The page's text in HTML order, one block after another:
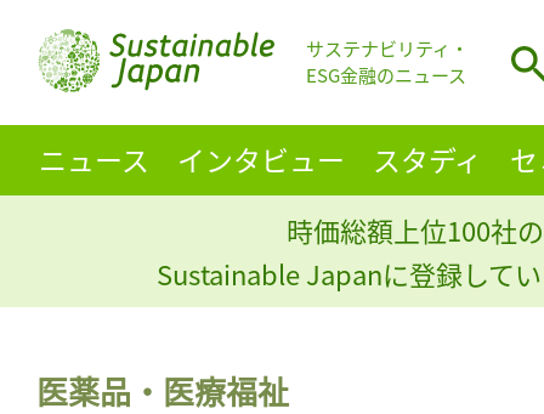
サステナビリティ・
ESG金融のニュース
ニュース インタビュー スタディ
時価総額上位100社
Sustainable Japanに登録して
医薬品・医療福祉